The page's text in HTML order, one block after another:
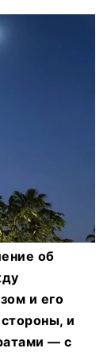
об
и его
и
— с